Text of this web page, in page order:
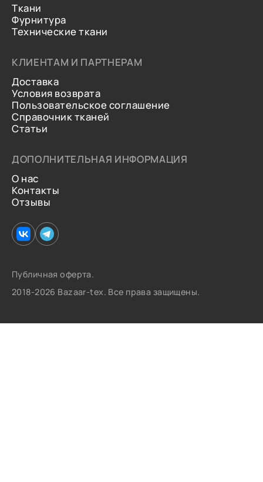
Ткани
Фурнитура
Технические ткани
КЛИЕНТАМ И ПАРТНЕРАМ
Доставка
Условия возврата
Пользовательское соглашение
Справочник тканей
Статьи
ДОПОЛНИТЕЛЬНАЯ ИНФОРМАЦИЯ
О нас
Контакты
Отзывы
Публичная оферта.
2018-2026 Bazaar-tex. Все права защищены.